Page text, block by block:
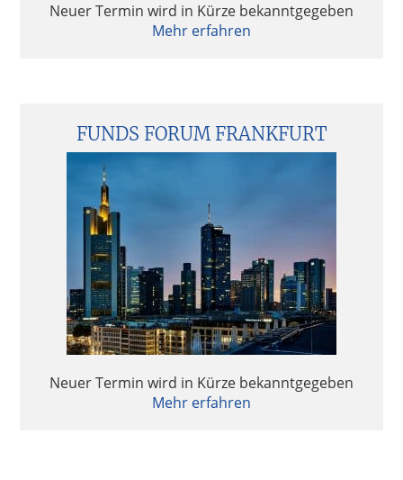
Neuer Termin wird in Kürze bekanntgegeben
Mehr erfahren
FUNDS FORUM FRANKFURT
Neuer Termin wird in Kürze bekanntgegeben
Mehr erfahren